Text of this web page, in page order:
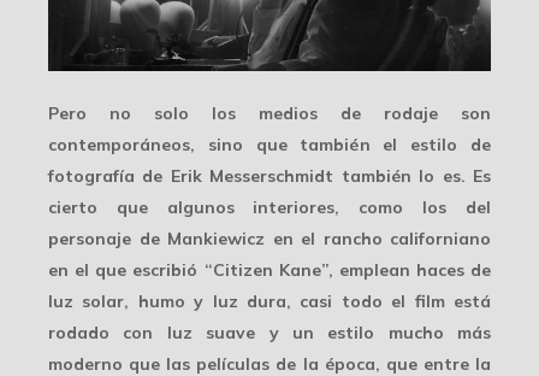
Pero no solo los medios de rodaje son
contemporáneos, sino que también el estilo de
fotografía de Erik Messerschmidt también lo es. Es
cierto que algunos interiores, como los del
personaje de Mankiewicz en el rancho californiano
en el que escribió “Citizen Kane”, emplean haces de
luz solar, humo y luz dura, casi todo el film está
rodado con luz suave y un estilo mucho más
moderno que las películas de la época, que entre la